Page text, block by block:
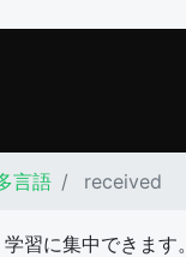
言語 received
習に集中できます。